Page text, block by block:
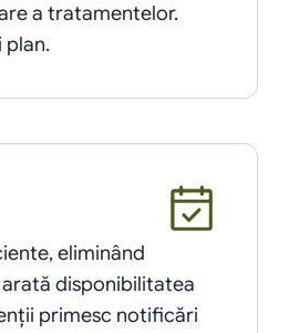
a tratamentelor.
plan.
eliminând
disponibilitatea
primesc notificări